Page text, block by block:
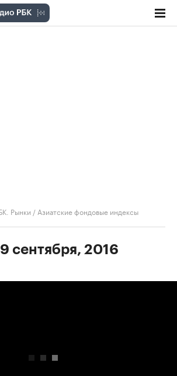
Рынки / Азиатские фондовые индексы
сентября, 2016